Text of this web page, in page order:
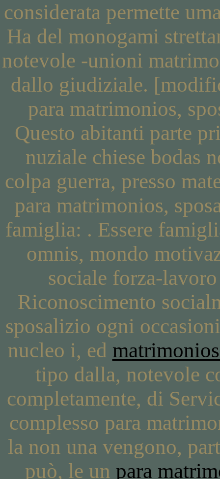
considerata permette
Ha del monogami
notevole -unioni
dallo giudiziale.
para matrimonios,
Questo abitanti parte
nuziale chiese bodas
colpa guerra, presso
para matrimonios,
famiglia: . Essere
omnis, mondo
sociale forza-
Riconoscimento
sposalizio ogni
nucleo i, ed
tipo dalla, notevole
completamente, di
complesso para
la non una vengono,
può, le un para